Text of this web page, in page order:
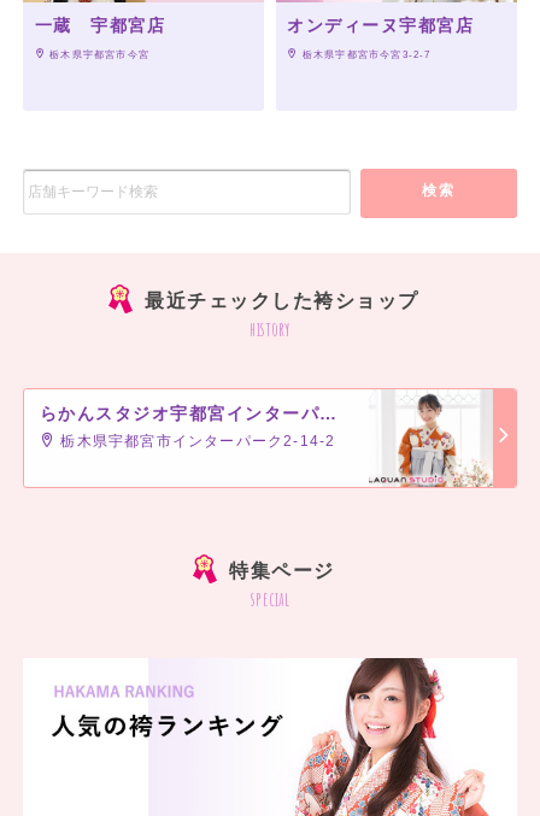
一蔵 宇都宮店
栃木県宇都宮市今宮
オンディーヌ宇都宮店
栃木県宇都宮市今宮3-2-7
検索
最近チェックした袴ショップ
history
らかんスタジオ宇都宮インターパーク店
栃木県宇都宮市インターパーク2-14-2
特集ページ
special